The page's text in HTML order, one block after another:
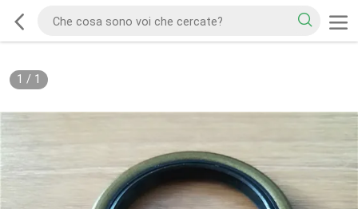
1 / 1